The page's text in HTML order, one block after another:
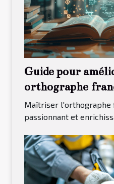
Guide pour
orthographe
efficacement
Maîtriser l'orthographe
passionnant et